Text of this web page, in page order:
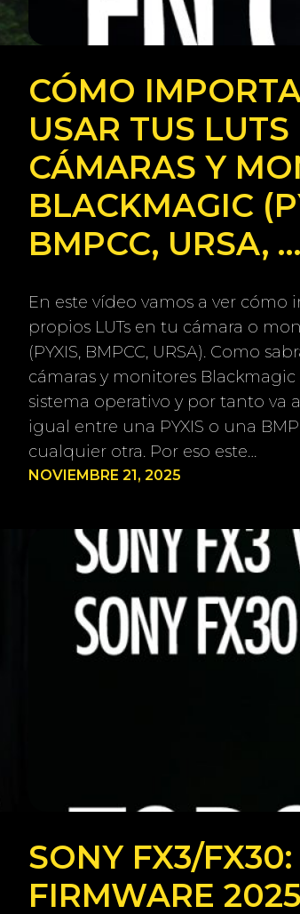
CÓMO
USAR TUS LUTS
CÁMARAS Y
BLACKMAGIC
BMPCC, URSA,
En este vídeo vamos a ver cómo
propios LUTs en tu cámara o
(PYXIS, BMPCC, URSA). Como
cámaras y monitores
sistema operativo y por tanto va
igual entre una PYXIS o una
cualquier otra. Por eso este…
NOVIEMBRE 21, 2025
SONY FX3/
FIRMWARE